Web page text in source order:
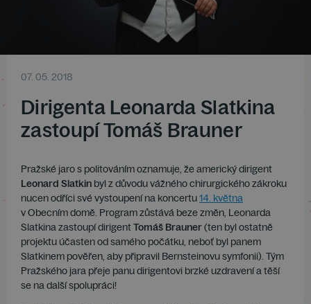
07. 05. 2018
Dirigenta Leonarda Slatkina
zastoupí Tomáš Brauner
Pražské jaro s politováním oznamuje, že americký dirigent
Leonard Slatkin byl z důvodu vážného chirurgického zákroku
nucen odříci své vystoupení na koncertu14. května
v Obecním domě. Program zůstává beze změn, Leonarda
Slatkina zastoupí dirigentTomáš Brauner(ten byl ostatně
projektu účasten od samého počátku, neboť byl panem
Slatkinem pověřen, aby připravil Bernsteinovu symfonii). Tým
Pražského jara přeje panu dirigentovi brzké uzdravení a těší
se na další spolupráci!